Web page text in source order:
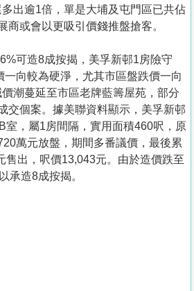
出逾1倍，單是大埔及屯門區已共佔
商或會以更吸引價錢推盤搶客。
可造8成按揭，美孚新邨1房險守
向較為硬淨，尤其市區盤跌價一向
潮蔓延至市區老牌藍籌屋苑，部分
交個案。據美聯資料顯示，美孚新邨
室，屬1房間隔，實用面積460呎，原
萬元放盤，期間多番議價，最後累
售出，呎價13,043元。由於造價跌至
承造8成按揭。